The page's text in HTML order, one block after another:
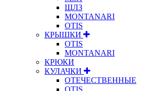
ЩЛЗ
MONTANARI
OTIS
КРЫШКИ
OTIS
MONTANARI
КРЮКИ
КУЛАЧКИ
ОТЕЧЕСТВЕННЫЕ
OTIS